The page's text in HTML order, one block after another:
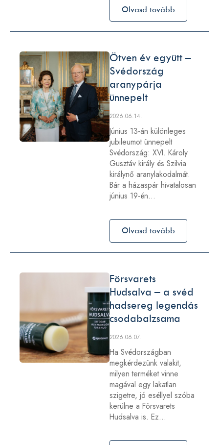
Olvasd tovább
Ötven év együtt –
Svédország
aranypárja
ünnepelt
2026.06.14.
Június 13-án különleges
jubileumot ünnepelt
Svédország: XVI. Károly
Gusztáv király és Szilvia
királynő aranylakodalmát.
Bár a házaspár hivatalosan
június 19-én…
Olvasd tovább
Försvarets
Hudsalva – a svéd
hadsereg legendás
csodabalzsama
2026.06.07.
Ha Svédországban
megkérdezünk valakit,
milyen terméket vinne
magával egy lakatlan
szigetre, jó eséllyel szóba
kerülne a Försvarets
Hudsalva is. Ez…